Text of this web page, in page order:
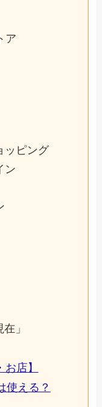
ア
ッピング
ン
」
店】
使える？